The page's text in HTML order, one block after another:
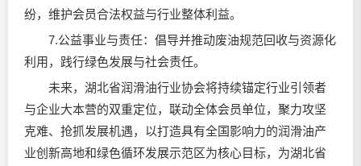
纷，维护会员合法权益与行业整体利益。
7.公益事业与责任：倡导并推动废油规范回收与资源化
利用，践行绿色发展与社会责任。
未来，湖北省润滑油行业协会将持续锚定行业引领者
与企业大本营的双重定位，联动全体会员单位，聚力攻坚
克难、抢抓发展机遇，以打造具有全国影响力的润滑油产
业创新高地和绿色循环发展示范区为核心目标，为湖北省